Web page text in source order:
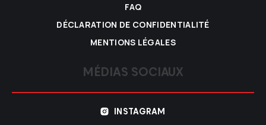
FAQ
DÉCLARATION DE CONFIDENTIALITÉ
MENTIONS LÉGALES
MÉDIAS SOCIAUX
INSTAGRAM